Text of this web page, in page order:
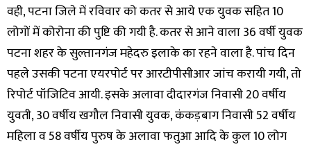
वही, पटना जिले में रविवार को कतर से आये एक युवक सहित 10
लोगों में कोरोना की पुष्टि की गयी है. कतर से आने वाला 36 वर्षी युवक
पटना शहर के सुल्तानगंज महेदरु इलाके का रहने वाला है. पांच दिन
पहले उसकी पटना एयरपोर्ट पर आरटीपीसीआर जांच करायी गयी, तो
रिपोर्ट पॉजिटिव आयी. इसके अलावा दीदारगंज निवासी 20 वर्षीय
युवती, 30 वर्षीय खगौल निवासी युवक, कंकड़बाग निवासी 52 वर्षीय
महिला व 58 वर्षीय पुरुष के अलावा फतुआ आदि के कुल 10 लोग